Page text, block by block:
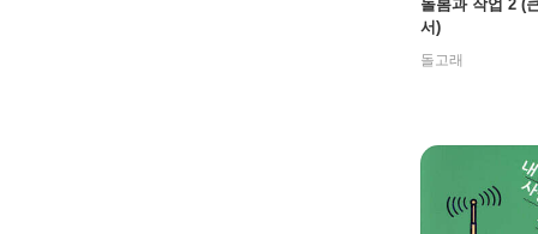
돌봄과 작업 2 (
서)
돌고래